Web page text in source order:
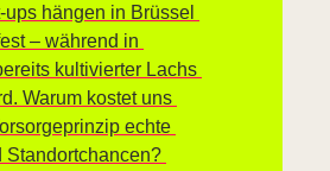
ups hängen in Brüssel
– während in
kultivierter Lachs
Warum kostet uns
echte
Standort­chancen?